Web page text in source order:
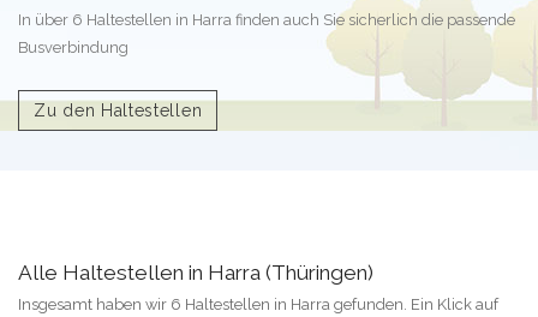
In über 6 Haltestellen in Harra finden auch Sie sicherlich die passende
Busverbindung
Zu den Haltestellen
Alle Haltestellen in Harra (Thüringen)
Insgesamt haben wir 6 Haltestellen in Harra gefunden. Ein Klick auf